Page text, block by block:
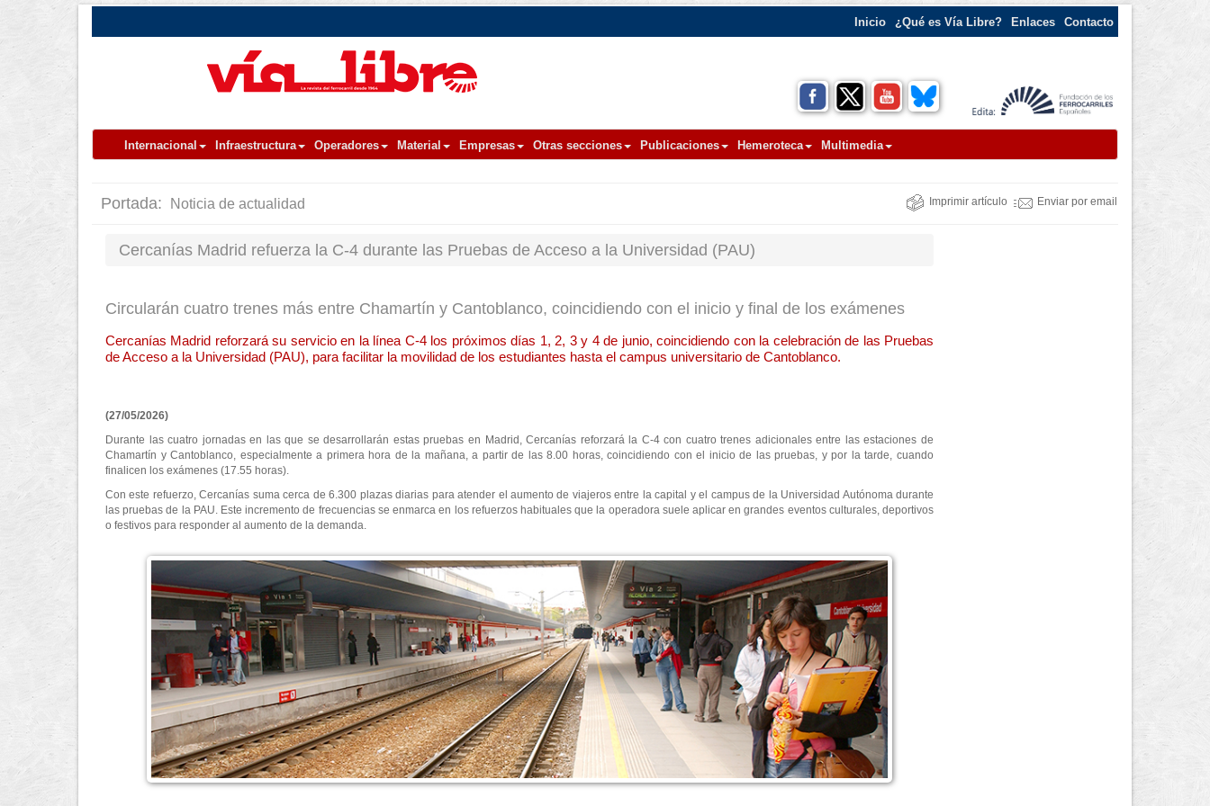
Inicio ¿Qué es Vía Libre? Enlaces Contacto
Internacional Infraestructura Operadores Material Empresas Otras secciones Publicaciones Hemeroteca Multimedia
Portada: Noticia de actualidad Imprimir artículo Enviar por email
Cercanías Madrid refuerza la C-4 durante las Pruebas de Acceso a la Universidad (PAU)
Circularán cuatro trenes más entre Chamartín y Cantoblanco, coincidiendo con el inicio y final de los exámenes
Cercanías Madrid reforzará su servicio en la línea C-4 los próximos días 1, 2, 3 y 4 de junio, coincidiendo con la celebración de las Pruebas
de Acceso a la Universidad (PAU), para facilitar la movilidad de los estudiantes hasta el campus universitario de Cantoblanco.
(27/05/2026)
Durante las cuatro jornadas en las que se desarrollarán estas pruebas en Madrid, Cercanías reforzará la C-4 con cuatro trenes adicionales entre las estaciones de
Chamartín y Cantoblanco, especialmente a primera hora de la mañana, a partir de las 8.00 horas, coincidiendo con el inicio de las pruebas, y por la tarde, cuando
finalicen los exámenes (17.55 horas).
Con este refuerzo, Cercanías suma cerca de 6.300 plazas diarias para atender el aumento de viajeros entre la capital y el campus de la Universidad Autónoma durante
las pruebas de la PAU. Este incremento de frecuencias se enmarca en los refuerzos habituales que la operadora suele aplicar en grandes eventos culturales, deportivos
o festivos para responder al aumento de la demanda.